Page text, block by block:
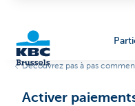
Découvrez pas à pas
Activer